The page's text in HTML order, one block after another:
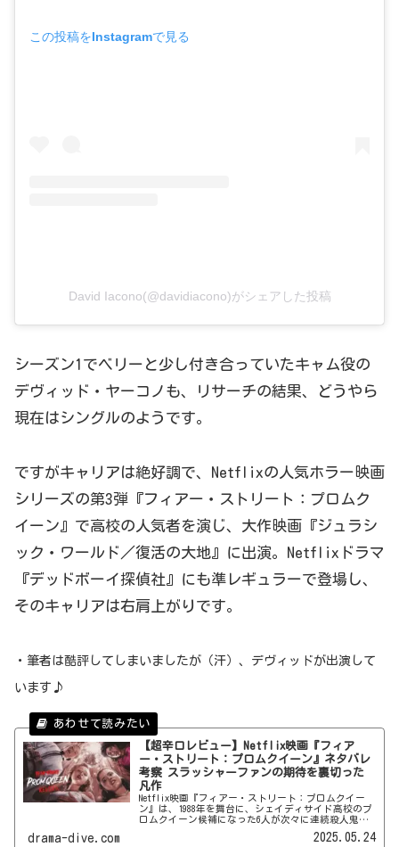
この投稿をInstagramで見る
David Iacono(@davidiacono)がシェアした投稿
シーズン1でベリーと少し付き合っていたキャム役の
デヴィッド・ヤーコノも、リサーチの結果、どうやら
現在はシングルのようです。
ですがキャリアは絶好調で、Netflixの人気ホラー映画
シリーズの第3弾『フィアー・ストリート：プロムク
イーン』で高校の人気者を演じ、大作映画『ジュラシ
ック・ワールド／復活の大地』に出演。Netflixドラマ
『デッドボーイ探偵社』にも準レギュラーで登場し、
そのキャリアは右肩上がりです。
・筆者は酷評してしまいましたが（汗）、デヴィッドが出演して
います♪
【超辛口レビュー】Netflix映画『フィア
ー・ストリート：プロムクイーン』ネタバレ
考察 スラッシャーファンの期待を裏切った
凡作
Netflix映画『フィアー・ストリート：プロムクイー
ン』は、1988年を舞台に、シェイディサイド高校のプ
ロムクイーン候補になった6人が次々に連続殺人鬼に
襲われる……というストーリー。『フィアー・ストリ
ート』シリーズ第4弾となる本作で何が起きるのか、
drama-dive.com 2025.05.24